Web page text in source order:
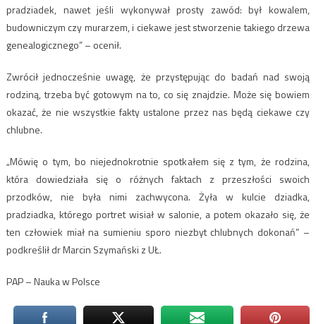
pradziadek, nawet jeśli wykonywał prosty zawód: był kowalem,
budowniczym czy murarzem, i ciekawe jest stworzenie takiego drzewa
genealogicznego” – ocenił.
Zwrócił jednocześnie uwagę, że przystępując do badań nad swoją
rodziną, trzeba być gotowym na to, co się znajdzie. Może się bowiem
okazać, że nie wszystkie fakty ustalone przez nas będą ciekawe czy
chlubne.
„Mówię o tym, bo niejednokrotnie spotkałem się z tym, że rodzina,
która dowiedziała się o różnych faktach z przeszłości swoich
przodków, nie była nimi zachwycona. Żyła w kulcie dziadka,
pradziadka, którego portret wisiał w salonie, a potem okazało się, że
ten człowiek miał na sumieniu sporo niezbyt chlubnych dokonań” –
podkreślił dr Marcin Szymański z UŁ.
PAP – Nauka w Polsce